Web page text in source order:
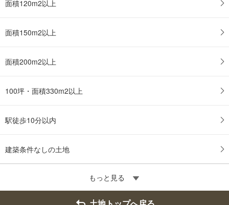
面積120m2以上
面積150m2以上
面積200m2以上
100坪・面積330m2以上
駅徒歩10分以内
建築条件なしの土地
もっと見る